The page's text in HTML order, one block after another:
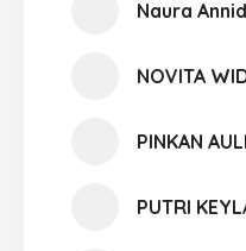
Naura
NOVITA
PINKAN
PUTRI